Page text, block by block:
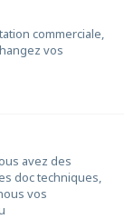
commerciale,
vos
avez des
doc techniques,
vos